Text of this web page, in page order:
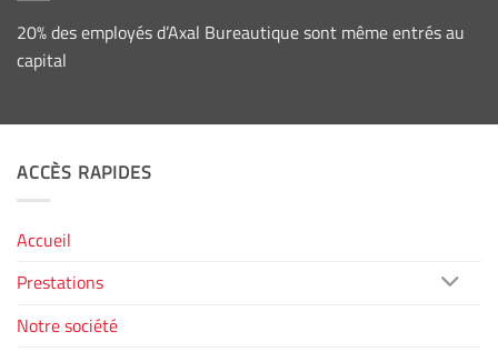
20% des employés d’Axal Bureautique sont même entrés au
capital
ACCÈS RAPIDES
Accueil
Prestations
Notre société